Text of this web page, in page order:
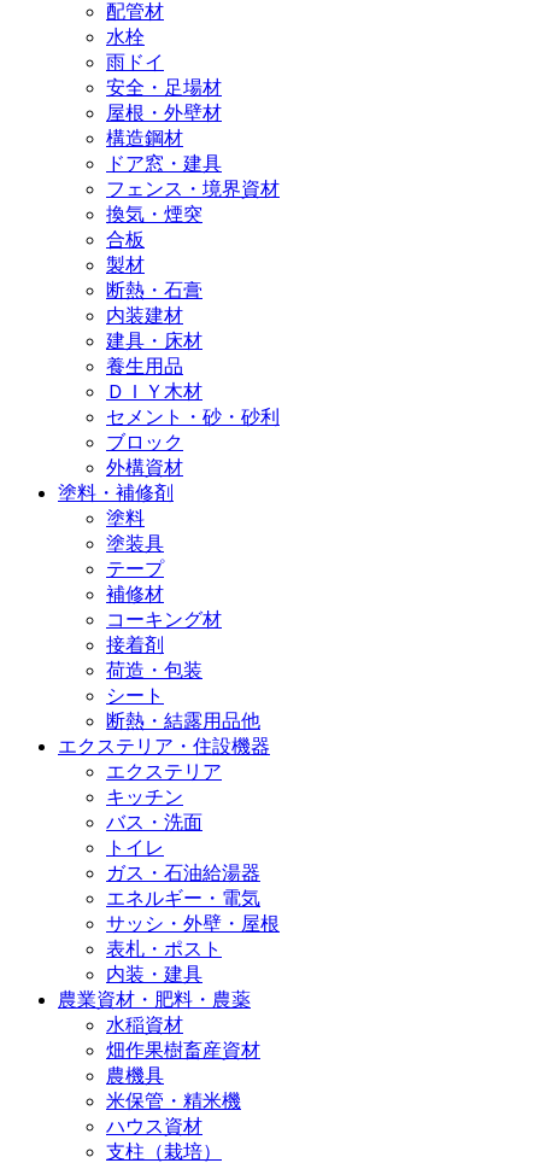
配管材
水栓
雨ドイ
安全・足場材
屋根・外壁材
構造鋼材
ドア窓・建具
フェンス・境界資材
換気・煙突
合板
製材
断熱・石膏
内装建材
建具・床材
養生用品
ＤＩＹ木材
セメント・砂・砂利
ブロック
外構資材
塗料・補修剤
塗料
塗装具
テープ
補修材
コーキング材
接着剤
荷造・包装
シート
断熱・結露用品他
エクステリア・住設機器
エクステリア
キッチン
バス・洗面
トイレ
ガス・石油給湯器
エネルギー・電気
サッシ・外壁・屋根
表札・ポスト
内装・建具
農業資材・肥料・農薬
水稲資材
畑作果樹畜産資材
農機具
米保管・精米機
ハウス資材
支柱（栽培）